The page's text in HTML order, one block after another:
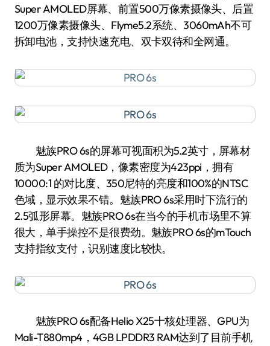
Super AMOLED屏幕、前置500万像素摄像头、后置
1200万像素摄像头、Flyme5.2系统、3060mAh不可
拆卸电池，支持快速充电、双卡双待和全网通。
魅族PRO 6s的屏幕可视面积为5.2英寸，屏幕材
质为Super AMOLED，像素密度为423ppi，拥有
10000:1 的对比度、350尼特的亮度和100%的NTSC
色域，显示效果不错。魅族PRO 6s采用时下流行的
2.5弧形屏幕。魅族PRO 6s在当今的手机市场里不算
很大，单手操控不是很费劲。魅族PRO 6s的mTouch
支持指纹支付，识别速度比较快。
魅族PRO 6s配备Helio X25十核处理器、GPU为
Mali-T880mp4，4GB LPDDR3 RAM达到了目前手机